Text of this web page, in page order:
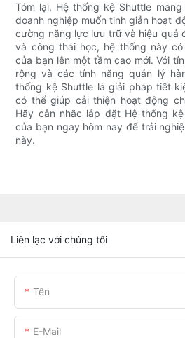
Tóm lại, Hệ thống kệ Shuttle
doanh nghiệp muốn tinh giản hoạt
cường năng lực lưu trữ và hiệu quả
và công thái học, hệ thống này
của bạn lên một tầm cao mới. Với
rộng và các tính năng quản lý
thống kệ Shuttle là giải pháp tiết
có thể giúp cải thiện hoạt động
Hãy cân nhắc lắp đặt Hệ thống
của bạn ngay hôm nay để trải
này.
Liên lạc với chúng tôi
Tên
E-Mail